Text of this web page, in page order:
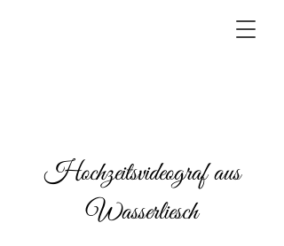
Hochzeitsvideograf aus
Wasserliesch